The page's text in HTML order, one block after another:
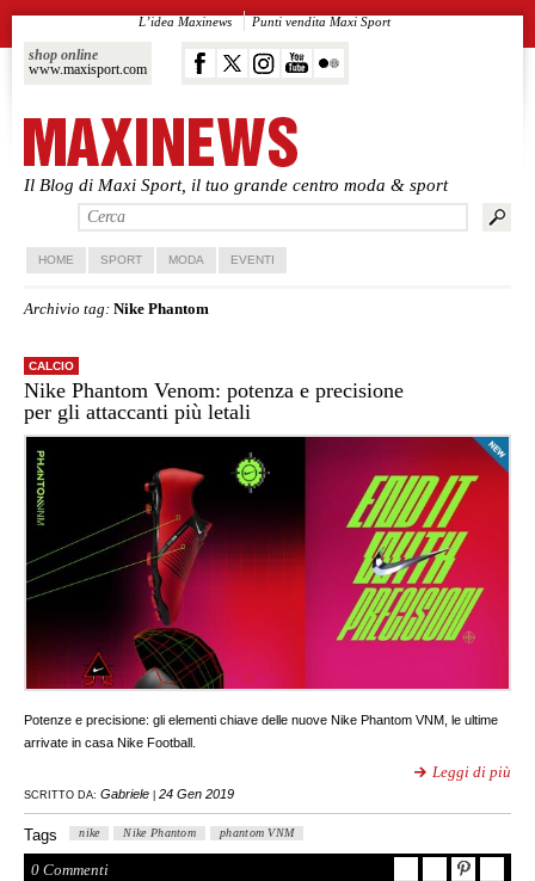
Il Blog di Maxi Sport, il tuo grande centro moda & sport
shop online
www.maxisport.com
L’idea Maxinews Punti vendita Maxi Sport
Vai al contenuto principale
Vai al contenuto secondario
HOME SPORT MODA EVENTI
Archivio tag:Nike Phantom
CALCIO
Nike Phantom Venom: potenza e precisione
per gli attaccanti più letali
Potenze e precisione: gli elementi chiave delle nuove Nike Phantom VNM, le ultime
arrivate in casa Nike Football.
Leggi di più
SCRITTO DA: Gabriele 24 Gen 2019
Tags nike Nike Phantom phantom VNM
0 Commenti